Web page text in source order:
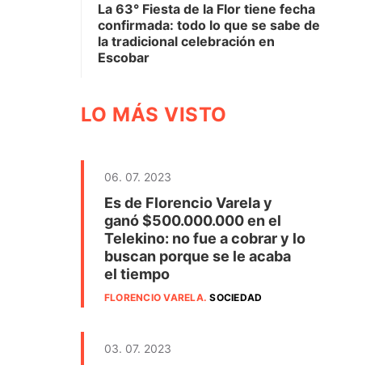
La 63° Fiesta de la Flor tiene fecha
confirmada: todo lo que se sabe de
la tradicional celebración en
Escobar
LO MÁS VISTO
06. 07. 2023
Es de Florencio Varela y
ganó $500.000.000 en el
Telekino: no fue a cobrar y lo
buscan porque se le acaba
el tiempo
FLORENCIO VARELA.SOCIEDAD
03. 07. 2023